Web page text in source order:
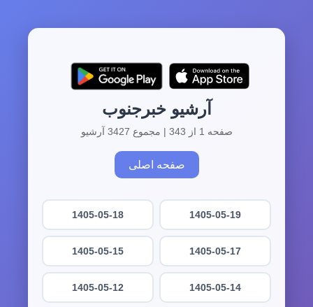
آرشیو خبرجنوب
صفحه 1 از 343 | مجموع 3427 آرشیو
صفحه اصلی
1405-05-19
1405-05-18
1405-05-17
1405-05-15
1405-05-14
1405-05-12